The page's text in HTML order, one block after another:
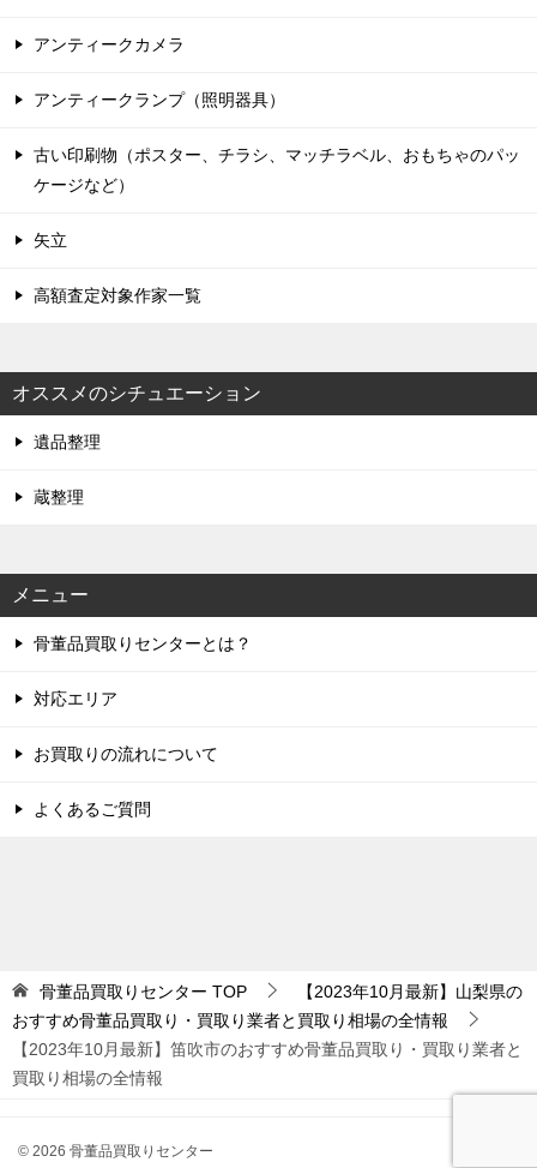
アンティークカメラ
アンティークランプ（照明器具）
古い印刷物（ポスター、チラシ、マッチラベル、おもちゃのパッ
ケージなど）
矢立
高額査定対象作家一覧
オススメのシチュエーション
遺品整理
蔵整理
メニュー
骨董品買取りセンターとは？
対応エリア
お買取りの流れについて
よくあるご質問
骨董品買取りセンター TOP
【2023年10月最新】山梨県の
おすすめ骨董品買取り・買取り業者と買取り相場の全情報
【2023年10月最新】笛吹市のおすすめ骨董品買取り・買取り業者と
買取り相場の全情報
© 2026 骨董品買取りセンター